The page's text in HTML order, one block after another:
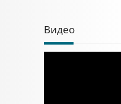
Видео